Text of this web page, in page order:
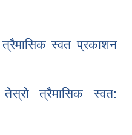
स्वत प्रकाशन
त्रैमासिक स्वत: